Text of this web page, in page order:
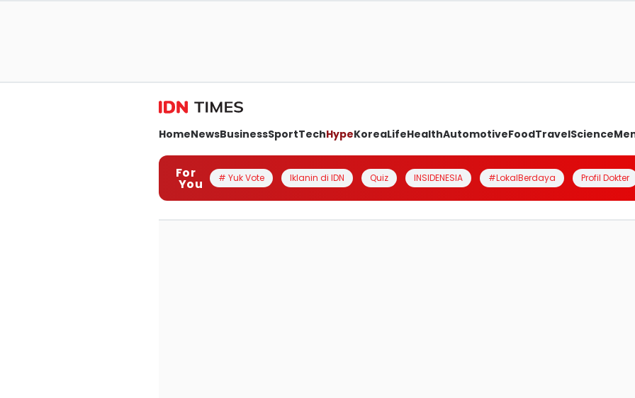
HomeNewsBusinessSportTechHypeKoreaLifeHealthAutomotiveFoodTravelScience
For
You # Yuk Vote Iklanin di IDN Quiz INSIDENESIA #LokalBerdaya Profil Dokter